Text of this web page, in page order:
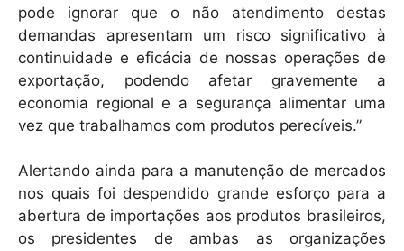
pode ignorar que o não atendimento destas
demandas apresentam um risco significativo à
continuidade e eficácia de nossas operações de
exportação, podendo afetar gravemente a
economia regional e a segurança alimentar uma
vez que trabalhamos com produtos perecíveis.”
Alertando ainda para a manutenção de mercados
nos quais foi despendido grande esforço para a
abertura de importações aos produtos brasileiros,
os presidentes de ambas as organizações